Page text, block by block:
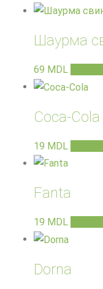
Шаурма
69 MDL
Coca-Cola
19 MDL
Fanta
19 MDL
Dorna